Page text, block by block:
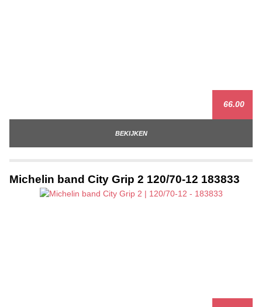
66.00
BEKIJKEN
Michelin band City Grip 2 120/70-12 183833